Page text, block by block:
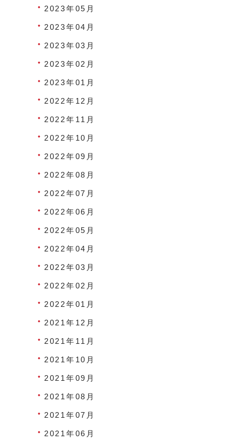
2023年05月
2023年04月
2023年03月
2023年02月
2023年01月
2022年12月
2022年11月
2022年10月
2022年09月
2022年08月
2022年07月
2022年06月
2022年05月
2022年04月
2022年03月
2022年02月
2022年01月
2021年12月
2021年11月
2021年10月
2021年09月
2021年08月
2021年07月
2021年06月